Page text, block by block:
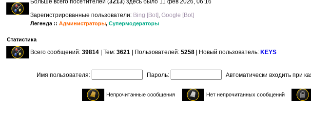
Больше всего посетителей (3213) здесь было 11 фев 2026, 06:16
Зарегистрированные пользователи: Bing [Bot], Google [Bot]
Легенда :: Администраторы, Супермодераторы
Статистика
Всего сообщений: 39814 | Тем: 3621 | Пользователей: 5258 | Новый пользователь: KEYS
Имя пользователя: Пароль: Автоматически входить при
Непрочитанные сообщения Нет непрочитанных сообщений